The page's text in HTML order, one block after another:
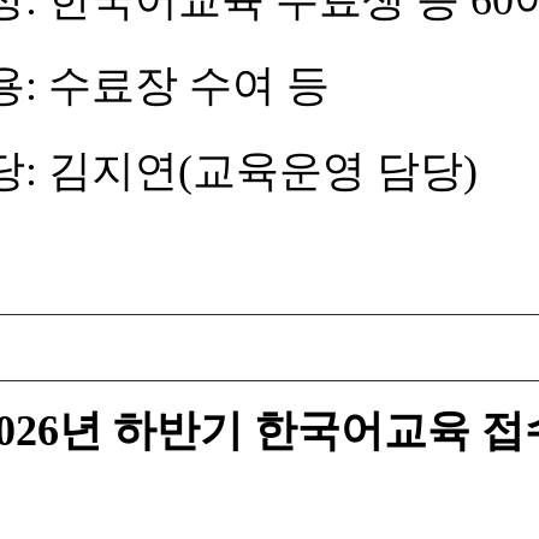
수여 등
육운영 담당)
년 하반기 한국어교육 접